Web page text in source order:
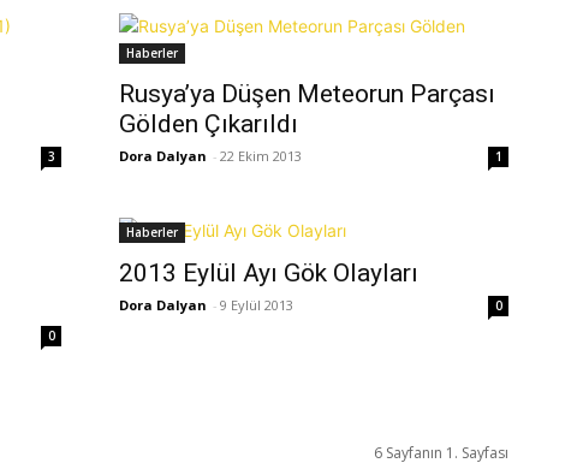
3
Haberler
Rusya’ya Düşen Meteorun Parçası
Gölden Çıkarıldı
Dora Dalyan - 22 Ekim 2013 1
0
Haberler
2013 Eylül Ayı Gök Olayları
Dora Dalyan - 9 Eylül 2013 0
6 Sayfanın 1. Sayfası